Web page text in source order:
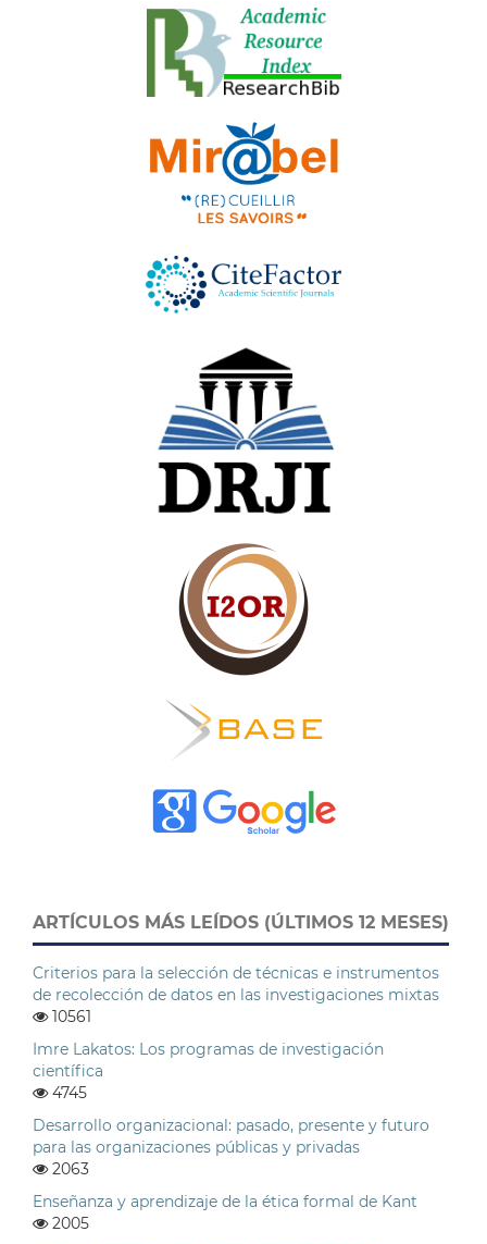
ARTÍCULOS MÁS LEÍDOS (ÚLTIMOS 12 MESES)
Criterios para la selección de técnicas e instrumentos
de recolección de datos en las investigaciones mixtas
10561
Imre Lakatos: Los programas de investigación
científica
4745
Desarrollo organizacional: pasado, presente y futuro
para las organizaciones públicas y privadas
2063
Enseñanza y aprendizaje de la ética formal de Kant
2005